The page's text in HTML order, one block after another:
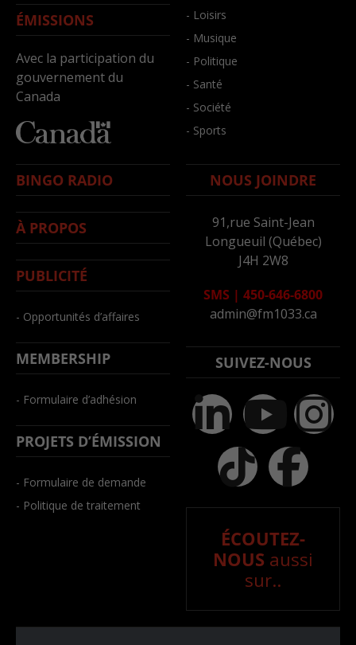
ÉMISSIONS
Avec la participation du
gouvernement du
Canada
- Loisirs
- Musique
- Politique
- Santé
- Société
- Sports
BINGO RADIO
À PROPOS
PUBLICITÉ
- Opportunités d’affaires
MEMBERSHIP
- Formulaire d’adhésion
PROJETS D’ÉMISSION
- Formulaire de demande
- Politique de traitement
NOUS JOINDRE
91,rue Saint-Jean
Longueuil (Québec)
J4H 2W8
SMS | 450-646-6800
admin@fm1033.ca
SUIVEZ-NOUS
ÉCOUTEZ-
NOUS aussi
sur..